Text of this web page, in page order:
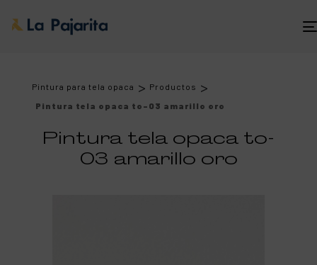
Pintura para tela opaca > Productos >
Pintura tela opaca to-03 amarillo oro
Pintura tela opaca to-
03 amarillo oro